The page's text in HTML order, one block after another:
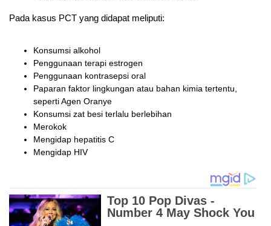
Pada kasus PCT yang didapat meliputi:
Konsumsi alkohol
Penggunaan terapi estrogen
Penggunaan kontrasepsi oral
Paparan faktor lingkungan atau bahan kimia tertentu,
seperti Agen Oranye
Konsumsi zat besi terlalu berlebihan
Merokok
Mengidap hepatitis C
Mengidap HIV